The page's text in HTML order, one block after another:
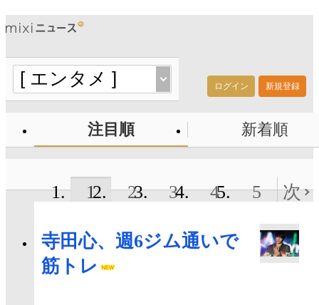
ログイン 新規登録
注目順 新着順
1 2 3 4 5 次
寺田心、週6ジム通いで
筋トレ